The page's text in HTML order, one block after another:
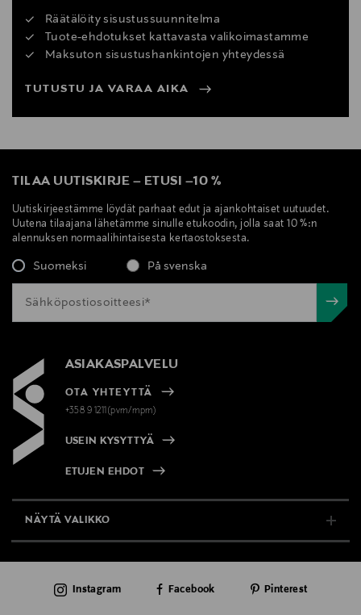
Räätälöity sisustussuunnitelma
Tuote-ehdotukset kattavasta valikoimastamme
Maksuton sisustushankintojen yhteydessä
TUTUSTU JA VARAA AIKA
TILAA UUTISKIRJE – ETUSI –10 %
Uutiskirjeestämme löydät parhaat edut ja ajankohtaiset uutuudet.
Uutena tilaajana lähetämme sinulle etukoodin, jolla saat 10 %:n
alennuksen normaalihintaisesta kertaostoksesta.
Suomeksi På svenska
ASIAKASPALVELU
OTA YHTEYTTÄ
+358 9 1211(pvm/mpm)
USEIN KYSYTTYÄ
ETUJEN EHDOT
NÄYTÄ VALIKKO
AJANKOHTAISTA
Instagram Facebook Pinterest